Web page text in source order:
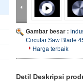
Gambar besar :
Circular Saw Blade
Harga terbaik
Detil Deskripsi